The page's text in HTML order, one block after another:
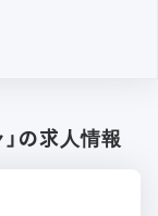
の求人情報